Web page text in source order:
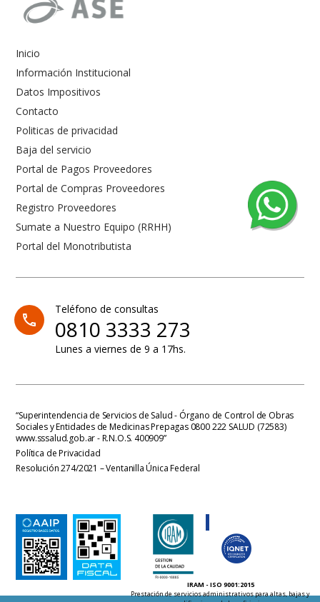
Inicio
Información Institucional
Datos Impositivos
Contacto
Politicas de privacidad
Baja del servicio
Portal de Pagos Proveedores
Portal de Compras Proveedores
Registro Proveedores
Sumate a Nuestro Equipo (RRHH)
Portal del Monotributista
Teléfono de consultas
0810 3333 273
Lunes a viernes de 9 a 17hs.
“Superintendencia de Servicios de Salud - Órgano de Control de Obras
Sociales y Entidades de Medicinas Prepagas 0800 222 SALUD (72583)
www.sssalud.gob.ar- R.N.O.S. 400909”
Política de Privacidad
Resolución 274/2021 – Ventanilla Única Federal
IRAM - ISO 9001:2015
Prestación de servicios administrativos para altas, bajas y